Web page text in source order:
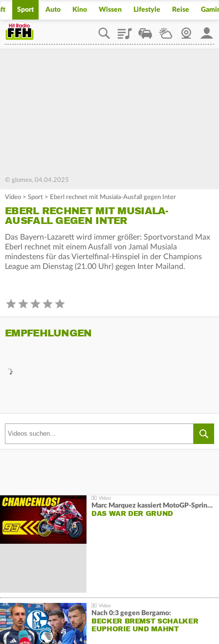
Sport Auto Kino Wissen Lifestyle Reise
PlaylistStaupilotWetterWebcam
© glomex, 04.04.2025
Video > Sport > Eberl rechnet mit Musiala-Ausfall gegen Inter
EBERL RECHNET MIT MUSIALA-
AUSFALL GEGEN INTER
Das Bayern-Lazarett wird immer größer: Sportvorstand Max
Eberl rechnet mit einem Ausfall von Jamal Musiala
mindestens für das Viertelfinal-Hinspiel in der Champions
League am Dienstag (21.00 Uhr) gegen Inter Mailand.
EMPFEHLUNGEN
Marc Marquez kassiert MotoGP-Sprint-Schlappe:
DAS WAR DER GRUND
Nach 0:3 gegen Bergamo:
BECKER BREMST SCHALKER
EUPHORIE UND MAHNT